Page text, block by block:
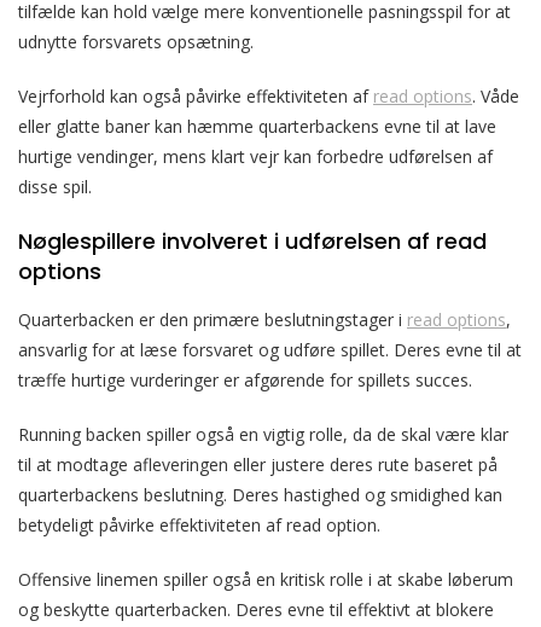
tilfælde kan hold vælge mere konventionelle pasningsspil for at
udnytte forsvarets opsætning.
Vejrforhold kan også påvirke effektiviteten af read options. Våde
eller glatte baner kan hæmme quarterbackens evne til at lave
hurtige vendinger, mens klart vejr kan forbedre udførelsen af
disse spil.
Nøglespillere involveret i udførelsen af read
options
Quarterbacken er den primære beslutningstager i read options,
ansvarlig for at læse forsvaret og udføre spillet. Deres evne til at
træffe hurtige vurderinger er afgørende for spillets succes.
Running backen spiller også en vigtig rolle, da de skal være klar
til at modtage afleveringen eller justere deres rute baseret på
quarterbackens beslutning. Deres hastighed og smidighed kan
betydeligt påvirke effektiviteten af read option.
Offensive linemen spiller også en kritisk rolle i at skabe løberum
og beskytte quarterbacken. Deres evne til effektivt at blokere